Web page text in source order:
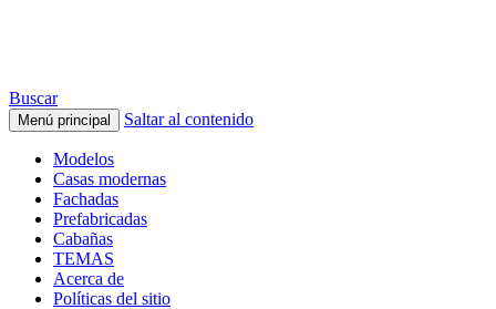
Buscar
Menú principal Saltar al contenido
Modelos
Casas modernas
Fachadas
Prefabricadas
Cabañas
TEMAS
Acerca de
Políticas del sitio